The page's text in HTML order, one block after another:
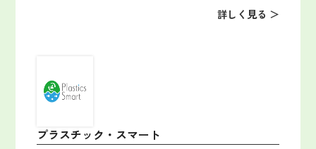
詳しく見る ＞
プラスチック・スマート